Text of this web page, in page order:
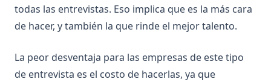
todas las entrevistas. Eso implica que es la más cara
de hacer, y también la que rinde el mejor talento.
La peor desventaja para las empresas de este tipo
de entrevista es el costo de hacerlas, ya que